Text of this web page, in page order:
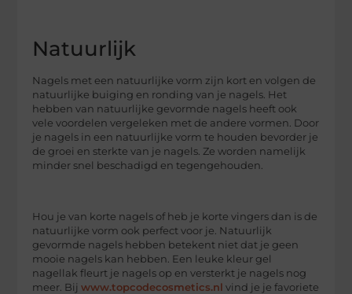
Natuurlijk
Nagels met een natuurlijke vorm zijn kort en volgen de
natuurlijke buiging en ronding van je nagels. Het
hebben van natuurlijke gevormde nagels heeft ook
vele voordelen vergeleken met de andere vormen. Door
je nagels in een natuurlijke vorm te houden bevorder je
de groei en sterkte van je nagels. Ze worden namelijk
minder snel beschadigd en tegengehouden.
Hou je van korte nagels of heb je korte vingers dan is de
natuurlijke vorm ook perfect voor je. Natuurlijk
gevormde nagels hebben betekent niet dat je geen
mooie nagels kan hebben. Een leuke kleur gel
nagellak fleurt je nagels op en versterkt je nagels nog
meer. Bijwww.topcodecosmetics.nl vind je je favoriete